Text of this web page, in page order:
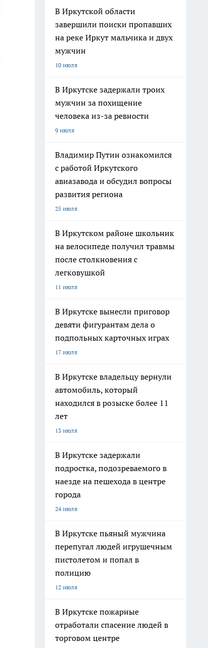
В Иркутской области
завершили поиски пропавших
на реке Иркут мальчика и двух
мужчин
10 июля
В Иркутске задержали троих
мужчин за похищение
человека из-за ревности
9 июля
Владимир Путин ознакомился
с работой Иркутского
авиазавода и обсудил вопросы
развития региона
25 июля
В Иркутском районе школьник
на велосипеде получил травмы
после столкновения с
легковушкой
11 июля
В Иркутске вынесли приговор
девяти фигурантам дела о
подпольных карточных играх
17 июля
В Иркутске владельцу вернули
автомобиль, который
находился в розыске более 11
лет
13 июля
В Иркутске задержали
подростка, подозреваемого в
наезде на пешехода в центре
города
24 июля
В Иркутске пьяный мужчина
перепугал людей игрушечным
пистолетом и попал в
полицию
12 июля
В Иркутске пожарные
отработали спасение людей в
торговом центре